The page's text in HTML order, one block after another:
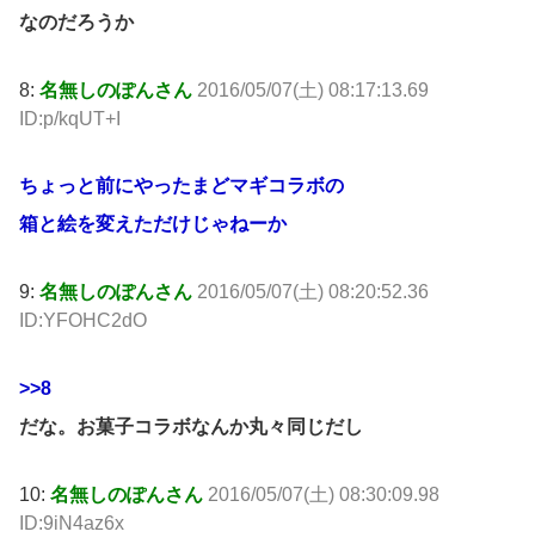
なのだろうか
8: 名無しのぽんさん 2016/05/07(土) 08:17:13.69
ID:p/kqUT+I
ちょっと前にやったまどマギコラボの
箱と絵を変えただけじゃねーか
9: 名無しのぽんさん 2016/05/07(土) 08:20:52.36
ID:YFOHC2dO
>>8
だな。お菓子コラボなんか丸々同じだし
10: 名無しのぽんさん 2016/05/07(土) 08:30:09.98
ID:9iN4az6x